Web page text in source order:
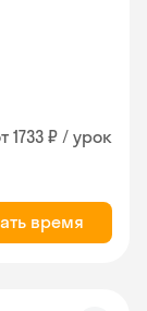
1733 ₽ / урок
время